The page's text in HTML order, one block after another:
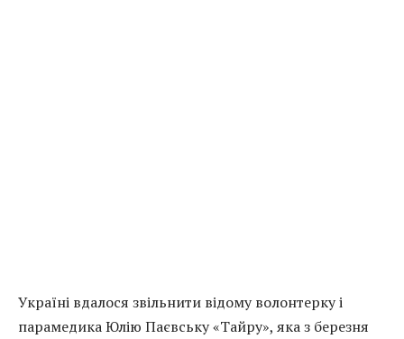
Україні вдалося звільнити відому волонтерку і
парамедика Юлію Паєвську «Тайру», яка з березня